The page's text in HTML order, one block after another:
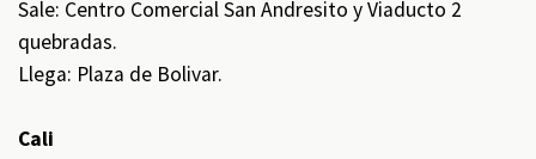
Sale: Centro Comercial San Andresito y Viaducto 2
quebradas.
Llega: Plaza de Bolivar.
Cali